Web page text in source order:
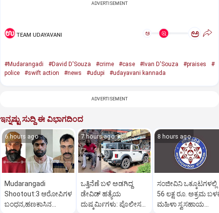
ADVERTISEMENT
TEAM UDAYAVANI ಅ ಅ
#Mudarangadi #David D'Souza #crime #case #Ivan D'Souza #praises
#
police
#swift action #news #udupi #udayavani kannada
ADVERTISEMENT
ಇನ್ನಷ್ಟು ಸುದ್ದಿ ಈ ವಿಭಾಗದಿಂದ
6 hours ago
Mudarangadi
Shootout:‌3 ಆರೋಪಿಗಳ
ಬಂಧನ,ಹಣಕಾಸಿನ
7 hours ago
ಒತ್ತಿನೆಣೆ ಬಳಿ ಅಡಗಿದ್ದ
ಡೇವಿಡ್‌ ಹತ್ಯೆಯ
ದುಷ್ಕರ್ಮಿಗಳು: ಪೊಲೀಸರ
8 hours ago
ಸಂಜೀವಿನಿ ಒಕ್ಕೂಟಗಳಲ್ಲಿ
56 ಲಕ್ಷ ರೂ. ಅಕ್ರಮ
ಮಹಿಳಾ ಸ್ವಸಹಾಯ